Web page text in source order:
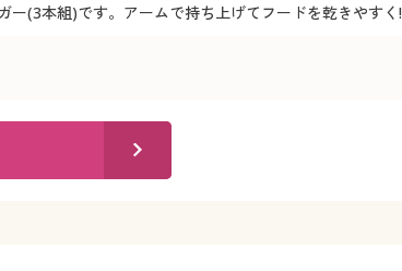
ー(3本組)です。アームで持ち上げてフードを乾きやすく!